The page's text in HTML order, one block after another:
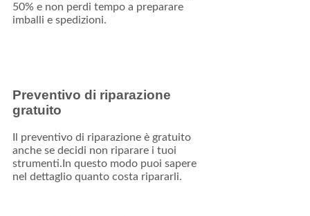
50% e non perdi tempo a preparare
imballi e spedizioni.
Preventivo di riparazione
gratuito
Il preventivo di riparazione è gratuito
anche se decidi non riparare i tuoi
strumenti.In questo modo puoi sapere
nel dettaglio quanto costa ripararli.